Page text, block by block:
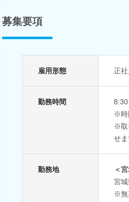
募集要項
雇用形態 正
勤務時間
※時
※取
せ
勤務地
＜
宮
※無